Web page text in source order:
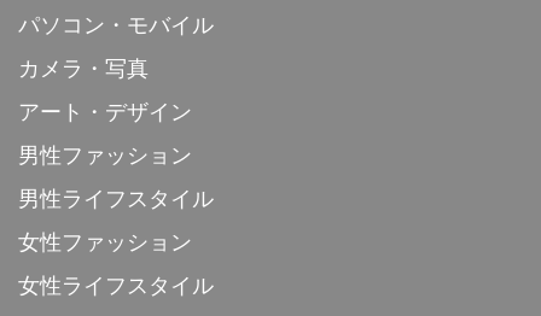
パソコン・モバイル
カメラ・写真
アート・デザイン
男性ファッション
男性ライフスタイル
女性ファッション
女性ライフスタイル